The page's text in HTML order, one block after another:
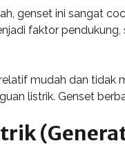
genset ini sangat
faktor
mudah dan tidak
listrik. Genset